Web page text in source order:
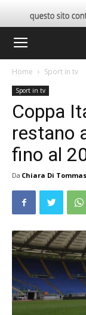
Home Sport in tv
Sport in tv
Coppa
restano
fino al
Da Chiara Di